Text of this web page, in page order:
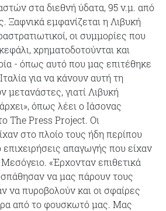
στα διεθνή ύδατα, 95 ν.μ. από
Ξαφνικά εμφανίζεται η Λιβυκή
οι συμμορίες που
χρηματοδοτούνται και
- όπως αυτό που μας επιτέθηκε
για να κάνουν αυτή τη
μετανάστες, γιατί Λιβυκή
όπως λέει ο Ιάσονας
The Press Project. Oι
στο πλοίο τους ήδη περίπου
απαγωγής που είχαν
«Έρχονταν επιθετικά
να μας πάρουν τους
να πυροβολούν και οι σφαίρες
από το φουσκωτό μας. Μας